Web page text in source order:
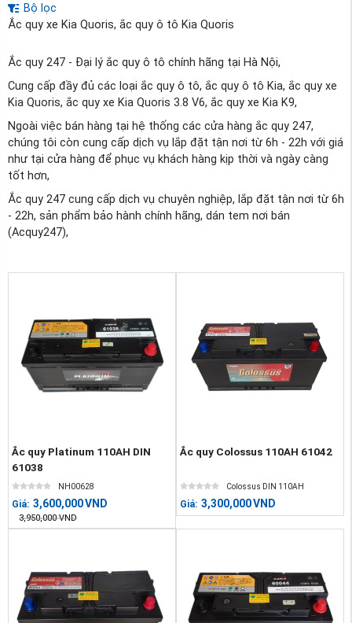
Bộ lọc
Ắc quy xe Kia Quoris, ắc quy ô tô Kia Quoris
Ắc quy 247 - Đại lý ắc quy ô tô chính hãng tại Hà Nội,
Cung cấp đầy đủ các loại ắc quy ô tô, ắc quy ô tô Kia, ắc quy xe
Kia Quoris, ắc quy xe Kia Quoris 3.8 V6, ắc quy xe Kia K9,
Ngoài việc bán hàng tại hệ thống các cửa hàng ắc quy 247,
chúng tôi còn cung cấp dịch vụ lắp đặt tận nơi từ 6h - 22h với giá
như tại cửa hàng để phục vụ khách hàng kịp thời và ngày càng
tốt hơn,
Ắc quy 247 cung cấp dịch vụ chuyên nghiệp, lắp đặt tận nơi từ 6h
- 22h, sản phẩm bảo hành chính hãng, dán tem nơi bán
(Acquy247),
Ắc quy Platinum 110AH DIN
61038
NH00628
Giá: 3,600,000VND
3,950,000 VND
Ắc quy Colossus 110AH 61042
Colossus DIN 110AH
Giá: 3,300,000VND